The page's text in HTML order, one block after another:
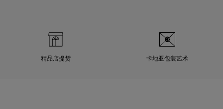
精品店提货 卡地亚包装艺术